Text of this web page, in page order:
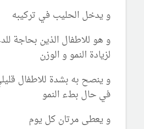
و يدخل الحليب في تركيبه
و هو للاطفال الذين بحاجة
لزيادة النمو و الوزن
و ينصح به بشدة للاطفال
في حال بطء النمو
و يعطى مرتان كل يوم